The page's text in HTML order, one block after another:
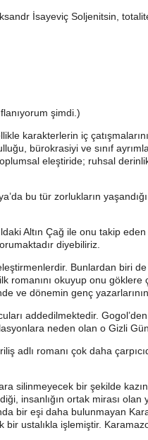
İsayeviç Soljenitsin,
şimdi.)
karakterlerin iç
bürokrasiyi ve sınıf
eleştiride; ruhsal
bu tür zorlukların
Altın Çağ ile onu takip
diyebiliriz.
Bunlardan biri
okuyup onu
ve dönemin genç
addedilmektedir.
neden olan o Gizli
adlı romanı çok daha
bir şekilde
insanlığın ortak mirası olan
bir eşi daha bulunmayan
ustalıkla işlemiştir.